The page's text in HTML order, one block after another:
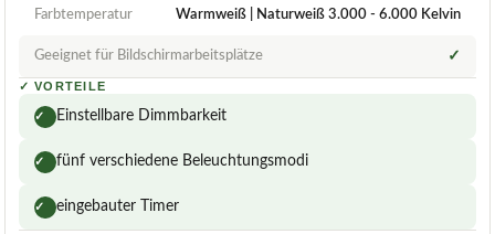
Farbtemperatur Warmweiß | Naturweiß 3.000 - 6.000 Kelvin
Geeignet für Bildschirmarbeitsplätze ✓
✓ VORTEILE
✓ Einstellbare Dimmbarkeit
✓ fünf verschiedene Beleuchtungsmodi
✓ eingebauter Timer